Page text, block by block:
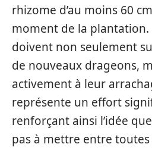
rhizome d’au moins 60
moment de la plantation.
doivent non seulement
de nouveaux drageons,
activement à leur
représente un effort
renforçant ainsi l’idée
pas à mettre entre toutes